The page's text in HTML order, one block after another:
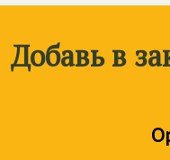
Добавь в